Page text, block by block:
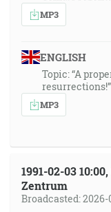
MP3
ENGLISH
Topic: “A
resurrections!”
MP3
1991-02-03
Zentrum
Broadcasted: 2026-